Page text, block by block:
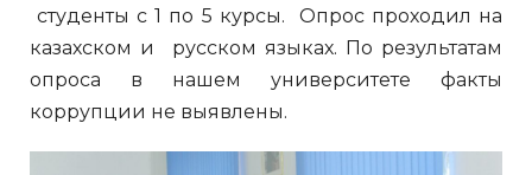
студенты с 1 по 5 курсы. Опрос проходил на
казахском и русском языках. По результатам
опроса в нашем университете факты
коррупции не выявлены.